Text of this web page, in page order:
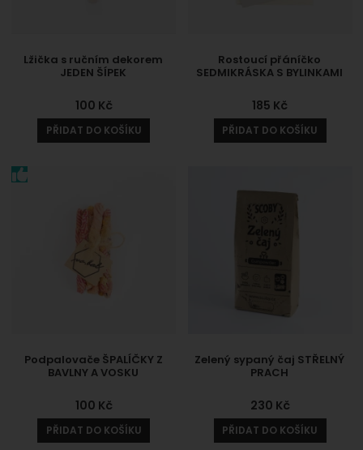
Lžička s ručním dekorem
JEDEN ŠÍPEK
100 Kč
PŘIDAT DO KOŠÍKU
Rostoucí přáníčko
SEDMIKRÁSKA S BYLINKAMI
185 Kč
PŘIDAT DO KOŠÍKU
Podpalovače ŠPALÍČKY Z
BAVLNY A VOSKU
100 Kč
PŘIDAT DO KOŠÍKU
Zelený sypaný čaj STŘELNÝ
PRACH
230 Kč
PŘIDAT DO KOŠÍKU